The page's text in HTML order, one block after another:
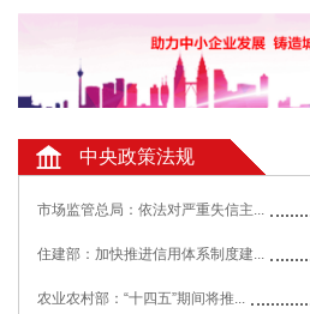
中央政策法规
市场监管总局：依法对严重失信主...
住建部：加快推进信用体系制度建...
农业农村部：“十四五”期间将推...